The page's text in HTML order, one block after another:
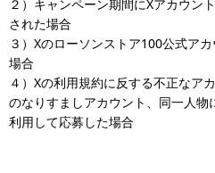
２）キャンペーン期間にXアカウン
された場合
３）Xのローソンストア100公式ア
場合
４）Xの利用規約に反する不正なア
のなりすましアカウント、同一人
利用して応募した場合